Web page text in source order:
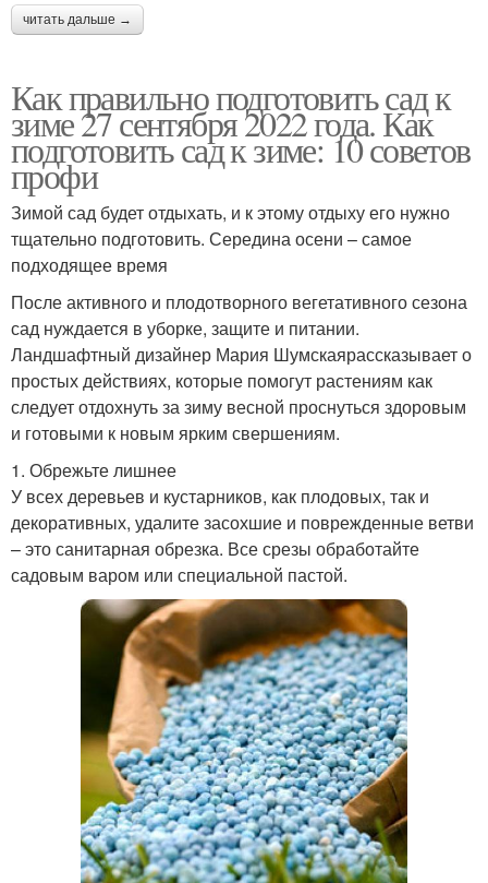
читать дальше →
Как правильно подготовить сад к
зиме 27 сентября 2022 года. Как
подготовить сад к зиме: 10 советов
профи
Зимой сад будет отдыхать, и к этому отдыху его нужно
тщательно подготовить. Середина осени – самое
подходящее время
После активного и плодотворного вегетативного сезона
сад нуждается в уборке, защите и питании.
Ландшафтный дизайнер Мария Шумскаярассказывает о
простых действиях, которые помогут растениям как
следует отдохнуть за зиму весной проснуться здоровым
и готовыми к новым ярким свершениям.
1. Обрежьте лишнее
У всех деревьев и кустарников, как плодовых, так и
декоративных, удалите засохшие и поврежденные ветви
– это санитарная обрезка. Все срезы обработайте
садовым варом или специальной пастой.